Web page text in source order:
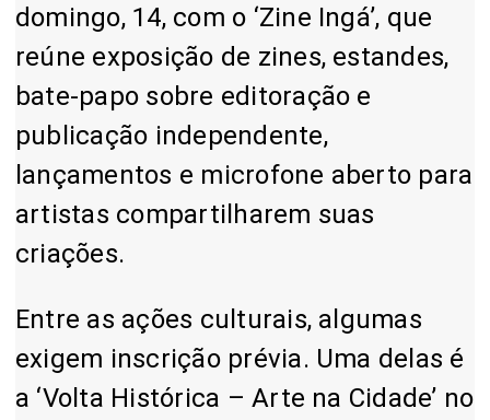
domingo, 14, com o ‘Zine Ingá’, que
reúne exposição de zines, estandes,
bate-papo sobre editoração e
publicação independente,
lançamentos e microfone aberto para
artistas compartilharem suas
criações.
Entre as ações culturais, algumas
exigem inscrição prévia. Uma delas é
a ‘Volta Histórica – Arte na Cidade’ no